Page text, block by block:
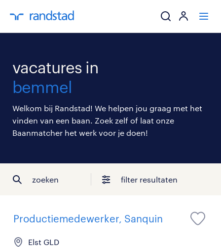
mijn carrière
over randstad
vacatures in
bemmel
Welkom bij Randstad! We helpen jou graag met het
vinden van een baan. Zoek zelf of laat onze
Baanmatcher het werk voor je doen!
zoeken filter resultaten
Productiemedewerker, Sanquin
Elst GLD